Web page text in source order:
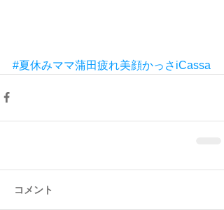
#夏休みママ蒲田疲れ美顔かっさiCassa
コメント